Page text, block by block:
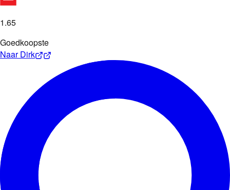
1.65
Goedkoopste
NaarDirk